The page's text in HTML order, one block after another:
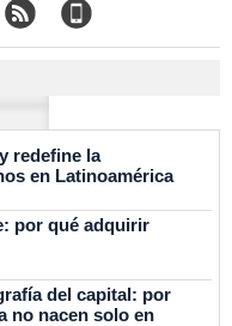
redefine la
en Latinoamérica
por qué adquirir
del capital: por
no nacen solo en